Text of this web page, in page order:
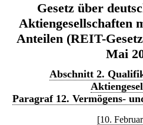
Gesetz über
Aktiengesellschaften
Anteilen (REIT-
Mai
Abschnitt 2.
Paragraf 12. Vermögens-
[10.